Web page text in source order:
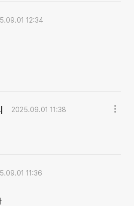
12:34
2025.09.01 11:38
11:36